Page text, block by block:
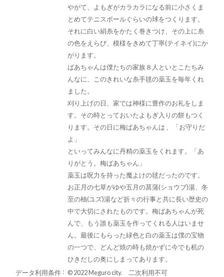
やがて、よもぎがカラカラになる前に小さくま
とめてテニスボールぐらいの球をつくります。
それに白い絹糸をかたく巻きつけ、その上に糸
の色をえらび、模様をきめて丁寧(テイネイ)にか
がります。
ばあちゃんは僕たちの家族８人といとこたちみ
んなに、このきれいな糸手毬の薬玉を毎年くれ
ました。
刈り上げの日、家では神様に豊作のお礼をしま
す。その時とっておいたよもぎ入りの餅もつく
ります。その日に梅ばあちゃんは 、「お守りだ
よ」
といってみんなに丹精の薬玉をくれます。「あ
りがとう。梅ばあちゃん」
薬玉は呪力を持った魔よけの毬だったのです。
お正月の七草がゆや五月の菖蒲(ショウブ)湯、冬
至の柚(ユズ)湯など折々の行事と共に長い歴史の
中で大切にされたものです。梅ばあちゃんが死
んで、もう誰も薬玉を作ってくれる人はいませ
ん。最後にもらった緑色と白の薬玉は僕の宝物
の一つで、どんど焼の時も焼かずに今でも机の
ひきだしの奥にしまってあります。
データ利用条件
© 2022 Meguro city. 二次利用不可